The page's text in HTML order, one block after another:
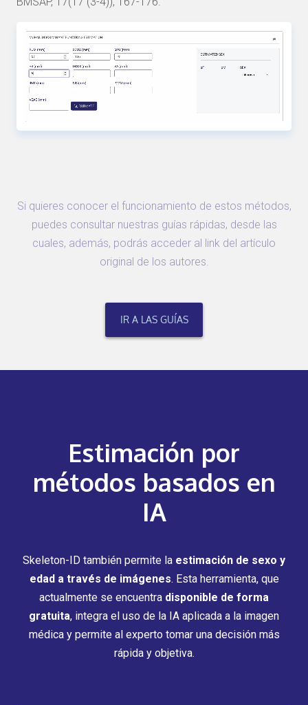
Si quieres conocer el funcionamiento de estos métodos,
puedes consultar nuestras guías rápidas, desde las
cuales, además, podrás acceder al link del artículo
original de los autores.
IR A LAS GUÍAS
Estimación por
métodos basados en
IA
Skeleton-ID también permite la estimación de sexo y
edad a través de imágenes. Esta herramienta, que
actualmente se encuentra disponible de forma
gratuita, integra el uso de la IA aplicada a la imagen
médica y permite al experto tomar una decisión más
rápida y objetiva.